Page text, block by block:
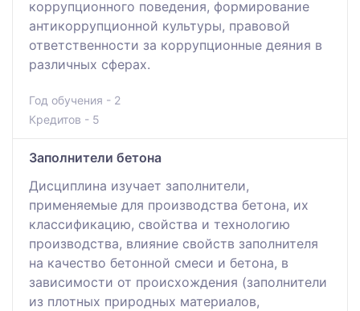
коррупционного поведения, формирование
антикоррупционной культуры, правовой
ответственности за коррупционные деяния в
различных сферах.
Год обучения - 2
Кредитов - 5
Заполнители бетона
Дисциплина изучает заполнители,
применяемые для производства бетона, их
классификацию, свойства и технологию
производства, влияние свойств заполнителя
на качество бетонной смеси и бетона, в
зависимости от происхождения (заполнители
из плотных природных материалов,